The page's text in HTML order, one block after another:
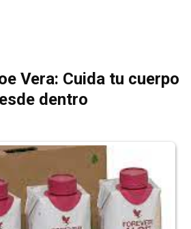
Vera: Cuida tu cuerpo
dentro